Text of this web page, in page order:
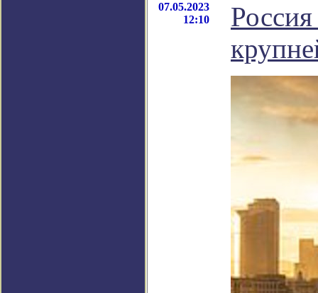
07.05.2023
12:10
Россия